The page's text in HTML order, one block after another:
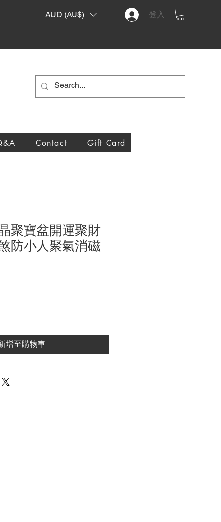
AUD (AU$) 登入
Contact Gift Card
聚寶盆開運聚財
防小人聚氣消磁
增至購物車